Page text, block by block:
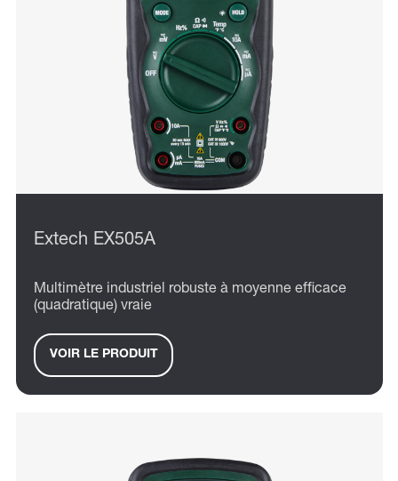
Extech EX505A
Multimètre industriel robuste à moyenne efficace
(quadratique) vraie
VOIR LE PRODUIT